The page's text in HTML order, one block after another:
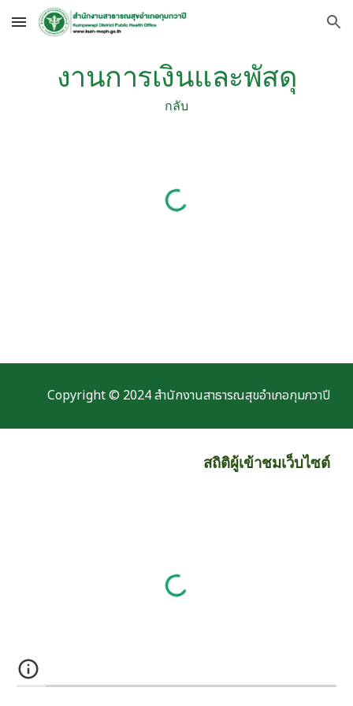
Skip to main content Skip to navigation
งานการเงินและพัสดุ
กลับ
Copyright © 2024 สำนักงานสาธารณสุขอำเภอกุมภวาปี
สถิติผู้เข้าชมเว็บไซต์